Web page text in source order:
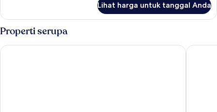
Lower
Bed
In
Single
Capsule
Lower
Lihat harga untuk tanggal Anda
Properti serupa
BEAT. Arts Hostel Chinatown Cube